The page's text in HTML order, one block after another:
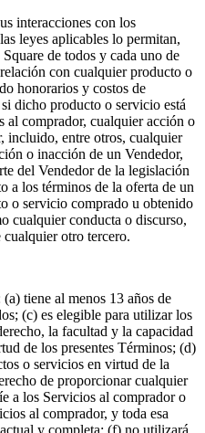
interacciones con los
leyes aplicables lo permitan,
de todos y cada uno de
con cualquier producto o
honorarios y costos de
dicho producto o servicio está
al comprador, cualquier acción o
incluido, entre otros, cualquier
o inacción de un Vendedor,
del Vendedor de la legislación
a los términos de la oferta de un
o servicio comprado u obtenido
cualquier conducta o discurso,
cualquier otro tercero.
tiene al menos 13 años de
(c) es elegible para utilizar los
la facultad y la capacidad
de los presentes Términos; (d)
o servicios en virtud de la
de proporcionar cualquier
a los Servicios al comprador o
al comprador, y toda esa
y completa; (f) no utilizará